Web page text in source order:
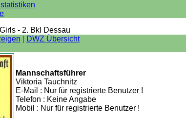
- 2. Bkl Dessau
DWZ Übersicht
Mannschaftsführer
Viktoria Tauchnitz
E-Mail : Nur für registrierte Benutzer !
Telefon : Keine Angabe
Mobil : Nur für registrierte Benutzer !